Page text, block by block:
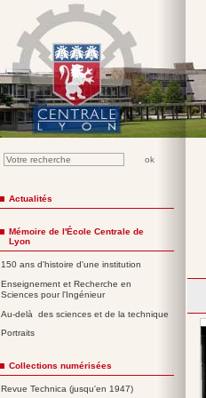
Actualités
Mémoire de l'École Centrale de
Lyon
150 ans d'histoire d'une institution
Enseignement et Recherche en
Sciences pour l'Ingénieur
Au-delà des sciences et de la technique
Portraits
Collections numérisées
Revue Technica (jusqu'en 1947)